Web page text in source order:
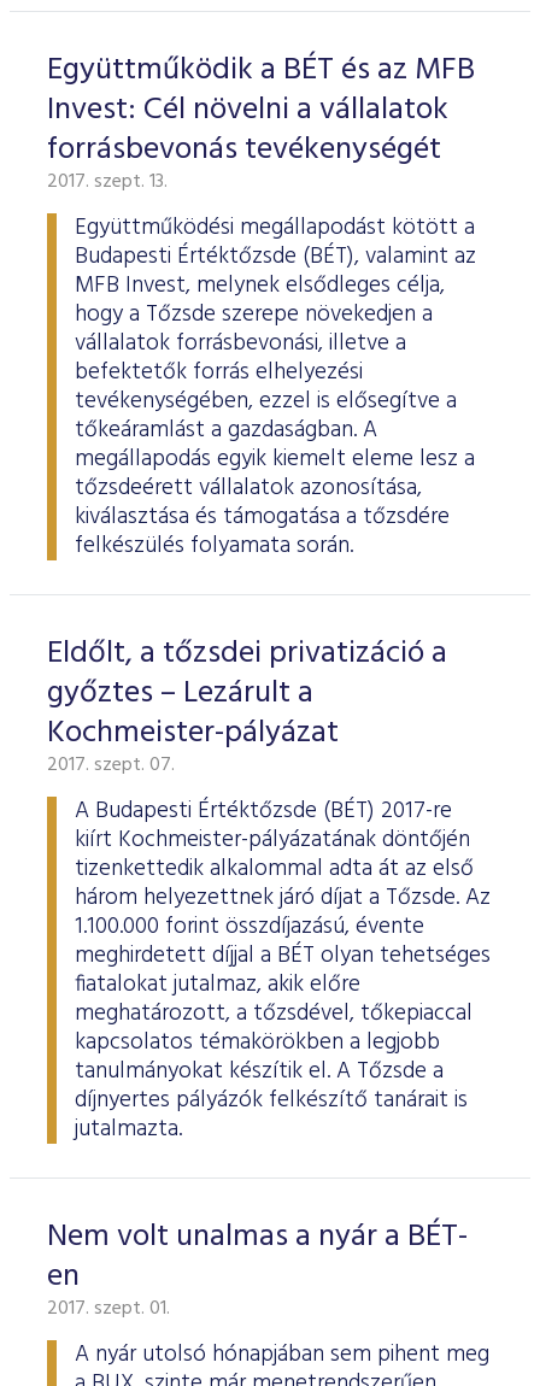
Együttműködik a BÉT és az MFB
Invest: Cél növelni a vállalatok
forrásbevonás tevékenységét
2017. szept. 13.
Együttműködési megállapodást kötött a
Budapesti Értéktőzsde (BÉT), valamint az
MFB Invest, melynek elsődleges célja,
hogy a Tőzsde szerepe növekedjen a
vállalatok forrásbevonási, illetve a
befektetők forrás elhelyezési
tevékenységében, ezzel is elősegítve a
tőkeáramlást a gazdaságban. A
megállapodás egyik kiemelt eleme lesz a
tőzsdeérett vállalatok azonosítása,
kiválasztása és támogatása a tőzsdére
felkészülés folyamata során.
Eldőlt, a tőzsdei privatizáció a
győztes – Lezárult a
Kochmeister-pályázat
2017. szept. 07.
A Budapesti Értéktőzsde (BÉT) 2017-re
kiírt Kochmeister-pályázatának döntőjén
tizenkettedik alkalommal adta át az első
három helyezettnek járó díjat a Tőzsde. Az
1.100.000 forint összdíjazású, évente
meghirdetett díjjal a BÉT olyan tehetséges
fiatalokat jutalmaz, akik előre
meghatározott, a tőzsdével, tőkepiaccal
kapcsolatos témakörökben a legjobb
tanulmányokat készítik el. A Tőzsde a
díjnyertes pályázók felkészítő tanárait is
jutalmazta.
Nem volt unalmas a nyár a BÉT-
en
2017. szept. 01.
A nyár utolsó hónapjában sem pihent meg